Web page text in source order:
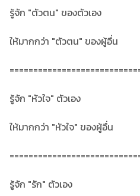
รู้จัก "ตัวตน" ของตัวเอง
ให้มากกว่า "ตัวตน" ของผู้อื่น
รู้จัก "หัวใจ" ตัวเอง
ให้มากกว่า "หัวใจ" ของผู้อื่น
รู้จัก "รัก" ตัวเอง